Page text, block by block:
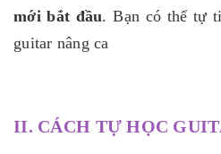
mới bắt đầu. Bạn có thể tự
guitar nâng ca
II. CÁCH TỰ HỌC